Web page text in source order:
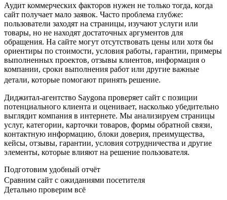
Аудит коммерческих факторов нужен не только тогда, когда
сайт получает мало заявок. Часто проблема глубже:
пользователи заходят на страницы, изучают услуги или
товары, но не находят достаточных аргументов для
обращения. На сайте могут отсутствовать цены или хотя бы
ориентиры по стоимости, условия работы, гарантии, примеры
выполненных проектов, отзывы клиентов, информация о
компании, сроки выполнения работ или другие важные
детали, которые помогают принять решение.
Диджитал-агентство Saygona проверяет сайт с позиции
потенциального клиента и оценивает, насколько убедительно
выглядит компания в интернете. Мы анализируем страницы
услуг, категории, карточки товаров, формы обратной связи,
контактную информацию, блоки доверия, преимущества,
кейсы, отзывы, гарантии, условия сотрудничества и другие
элементы, которые влияют на решение пользователя.
Подготовим удобный отчёт
Сравним сайт с ожиданиями посетителя
Детально проверим всё